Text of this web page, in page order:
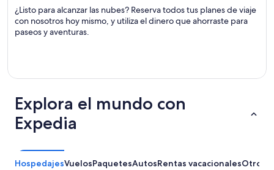
¿Listo para alcanzar las nubes? Reserva todos tus planes de viaje
con nosotros hoy mismo, y utiliza el dinero que ahorraste para
paseos y aventuras.
Explora el mundo con
Expedia
HospedajesVuelosPaquetesAutosRentas vacacionalesOtros